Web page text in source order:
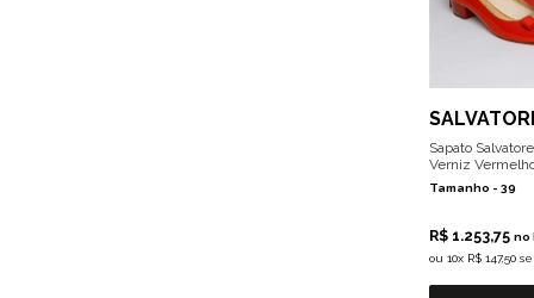
Sapato
Verniz
Tamanho - 39
R$ 1.253,75 no
ou 10x R$ 147,50